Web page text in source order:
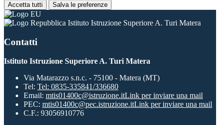
Accetta tutti Salva le preferenze
Istituto Istruzione Superiore A. Turi Matera
Contatti
Istituto Istruzione Superiore A. Turi Matera
Via Matarazzo s.n.c. - 75100 - Matera (MT)
Tel: Tel: 0835-335841/336680
Email: mtis01400c@istruzione.itLink per inviare una mail
PEC: mtis01400c@pec.istruzione.itLink per inviare una mail
C.F.: 93056910776